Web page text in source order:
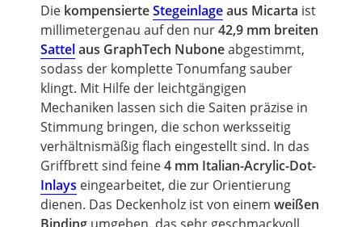
Die kompensierteStegeinlageaus Micarta ist
millimetergenau auf den nur42,9 mm breiten
Sattelaus GraphTech Nuboneabgestimmt,
sodass der komplette Tonumfang sauber
klingt. Mit Hilfe der leichtgängigen
Mechaniken lassen sich die Saiten präzise in
Stimmung bringen, die schon werksseitig
verhältnismäßig flach eingestellt sind. In das
Griffbrettsind feine4 mm Italian-Acrylic-Dot-
Inlays eingearbeitet, die zur Orientierung
dienen. Das Deckenholz ist von einem weißen
Binding umgeben, das sehr geschmackvoll